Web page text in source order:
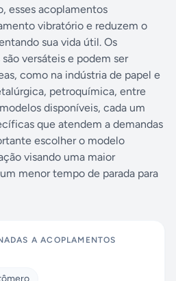
esses acoplamentos
vibratório e reduzem o
sua vida útil. Os
versáteis e podem ser
como na indústria de papel e
petroquímica, entre
disponíveis, cada um
que atendem a demandas
escolher o modelo
visando uma maior
menor tempo de parada para
AACOPLAMENTOS